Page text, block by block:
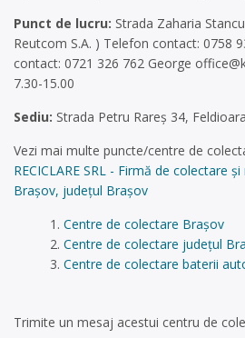
Punct de lucru: Strada Zaharia
Reutcom S.A. ) Telefon contact: 0758
contact: 0721 326 762 George
7.30-15.00
Sediu: Strada Petru Rareș 34,
Vezi mai multe puncte/centre de
RECICLARE SRL - Firmă de colectare
Brașov, județul Brașov
Centre de colectare Brașov
Centre de colectare județul
Centre de colectare baterii
Trimite un mesaj acestui centru de